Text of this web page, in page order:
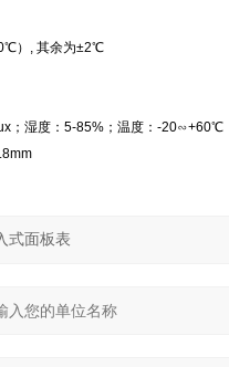
）, 其余为±2℃
；湿度：5-85%；温度：-20∽+60℃